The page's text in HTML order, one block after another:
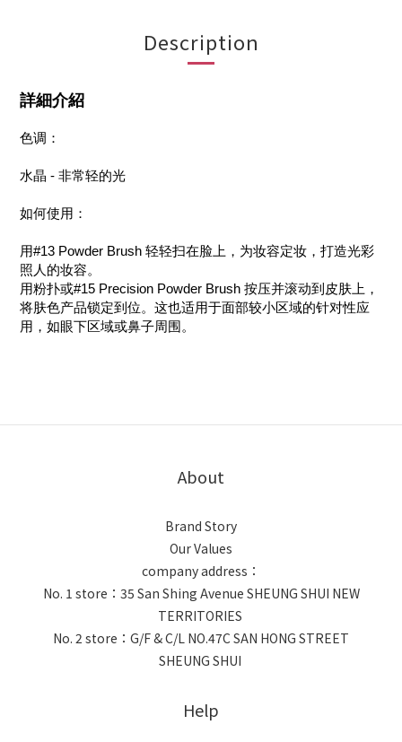
Description
詳細介紹
色调：
水晶 - 非常轻的光
如何使用：
用#13 Powder Brush 轻轻扫在脸上，为妆容定妆，打造光彩
照人的妆容。
用粉扑或#15 Precision Powder Brush 按压并滚动到皮肤上，
将肤色产品锁定到位。这也适用于面部较小区域的针对性应
用，如眼下区域或鼻子周围。
About
Brand Story
Our Values
company address：
No. 1 store：35 San Shing Avenue SHEUNG SHUI NEW
TERRITORIES
No. 2 store：G/F & C/L NO.47C SAN HONG STREET
SHEUNG SHUI
Help